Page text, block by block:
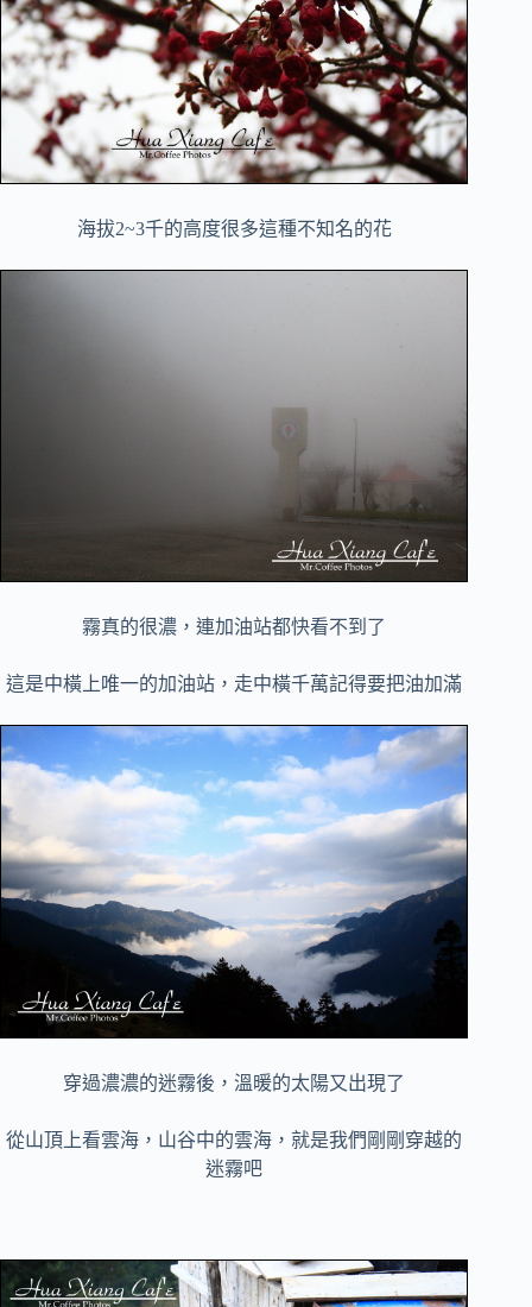
海拔2~3千的高度很多這種不知名的花
霧真的很濃，連加油站都快看不到了
這是中橫上唯一的加油站，走中橫千萬記得要把油加滿
穿過濃濃的迷霧後，溫暖的太陽又出現了
從山頂上看雲海，山谷中的雲海，就是我們剛剛穿越的
迷霧吧